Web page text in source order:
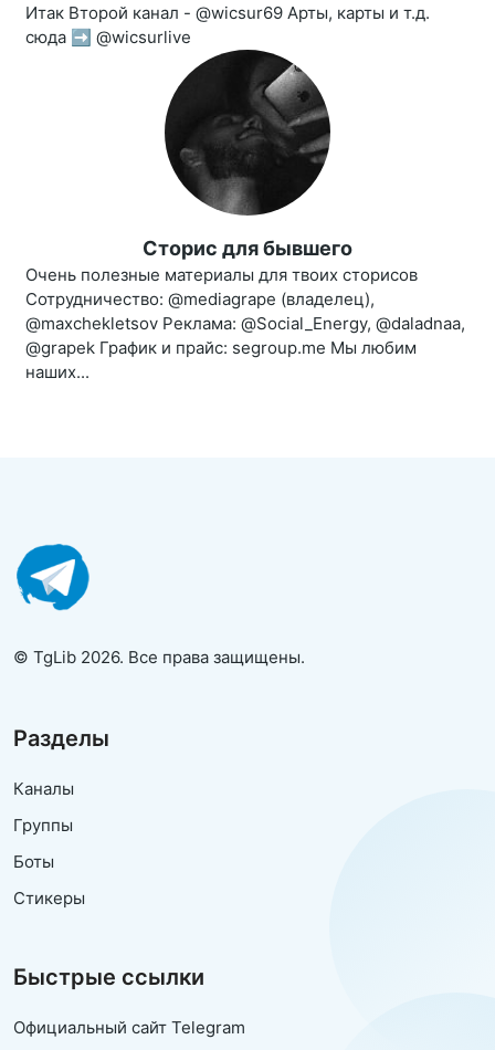
Итак Второй канал - @wicsur69 Арты, карты и т.д.
сюда ➡️ @wicsurlive
Сторис для бывшего
Очень полезные материалы для твоих сторисов
Сотрудничество: @mediagrape (владелец),
@maxchekletsov Реклама: @Social_Energy, @daladnaa,
@grapek График и прайс: segroup.me Мы любим
наших...
© TgLib 2026. Все права защищены.
Разделы
Каналы
Группы
Боты
Стикеры
Быстрые ссылки
Официальный сайт Telegram